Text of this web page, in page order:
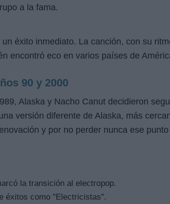
a la fama.
éxito inmediato. La canción, con su
encontró eco en varios países de
90 y 2000
Alaska y Nacho Canut decidieron
versión diferente de Alaska, más
y por no perder nunca ese
la transición al electropop.
éxitos como "Electricistas".